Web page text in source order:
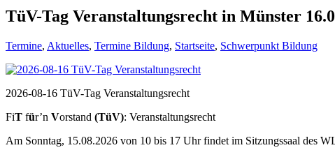
TüV-Tag Veranstaltungsrecht in Münster
Termine, Aktuelles, Termine Bildung, Startseite, Schwerpunkt Bildung
2026-08-16 TüV-Tag Veranstaltungsrecht
FiT für’n Vorstand (TüV): Veranstaltungsrecht
Am Sonntag, 15.08.2026 von 10 bis 17 Uhr findet im Sitzungssaal des